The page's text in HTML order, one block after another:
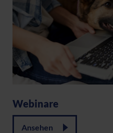
Webinare
Ansehen